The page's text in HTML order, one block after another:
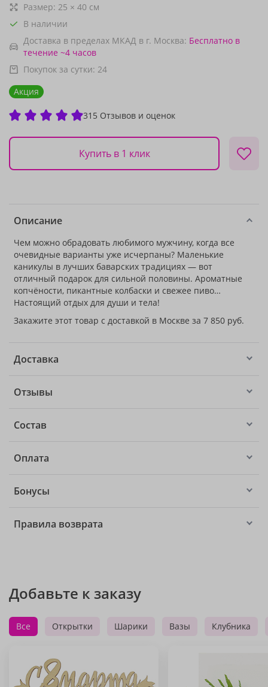
Размер: 25 × 40 см
В наличии
Доставка в пределах МКАД в г. Москва: Бесплатно в
течение ~4 часов
Покупок за сутки: 24
Акция
315 Отзывов и оценок
Купить в 1 клик
Описание
Чем можно обрадовать любимого мужчину, когда все
очевидные варианты уже исчерпаны? Маленькие
каникулы в лучших баварских традициях — вот
отличный подарок для сильной половины. Ароматные
копчёности, пикантные колбаски и свежее пиво…
Настоящий отдых для души и тела!
Закажите этот товар с доставкой в Москве за 7 850 руб.
Доставка
Отзывы
Состав
Оплата
Бонусы
Правила возврата
Добавьте к заказу
Все Открытки Шарики Вазы Клубника